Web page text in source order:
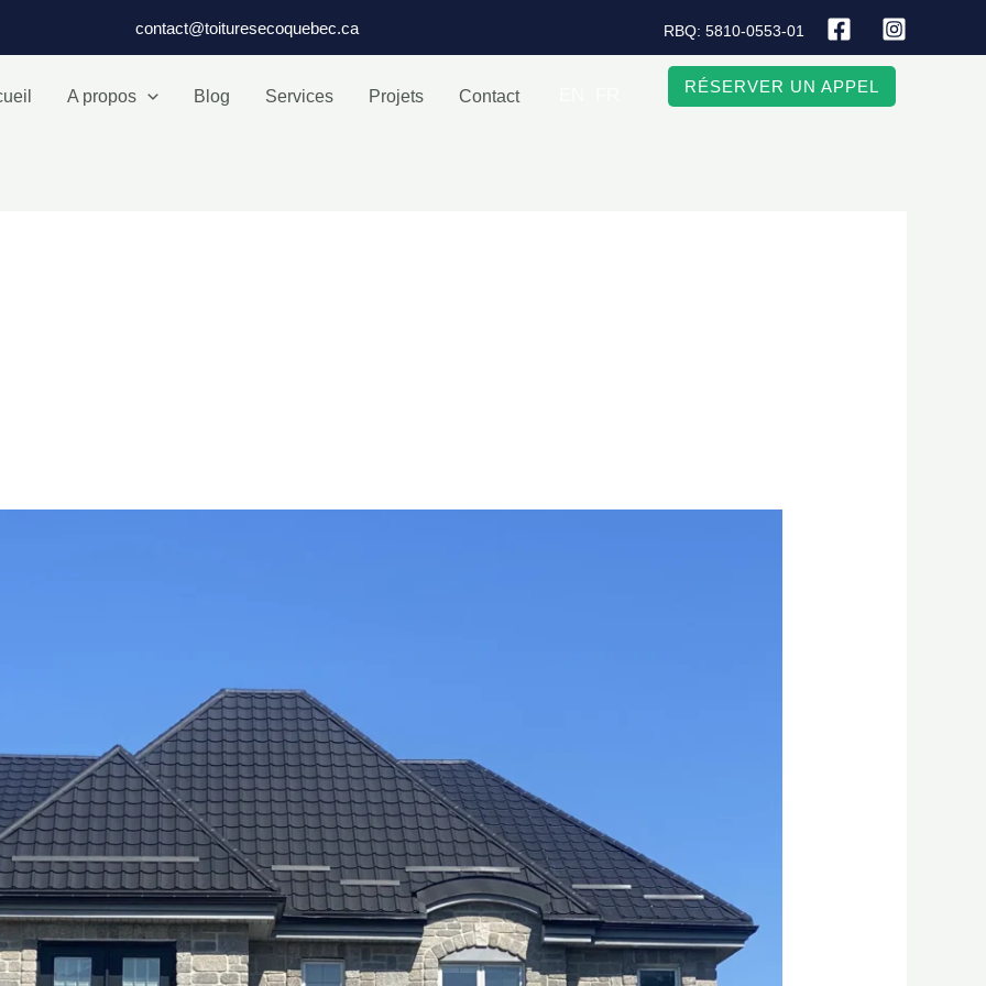
contact@toituresecoquebec.ca RBQ: 5810-0553-01
A propos Blog Services Projets Contact
RÉSERVER UN APPEL